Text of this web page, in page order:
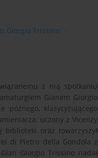
Giorgio Trissino
z nią spotkaniu
Gianem Giorgio
klasycyzującego
uczony z Vicenzy
oraz towarzyszył
di Pietro della Gondola z
Giorgio Trissino nadał